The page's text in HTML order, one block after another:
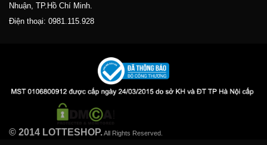
Nhuận, TP.Hồ Chí Minh.
Điện thoại: 0981.115.928
© 2014 LOTTESHOP.All Rights Reserved.